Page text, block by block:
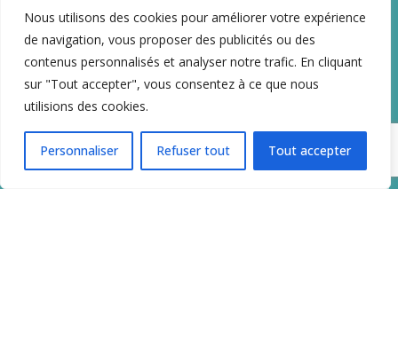
Nous utilisons des cookies pour améliorer votre expérience
de navigation, vous proposer des publicités ou des
contenus personnalisés et analyser notre trafic. En cliquant
sur "Tout accepter", vous consentez à ce que nous
utilisions des cookies.
Personnaliser Refuser tout Tout accepter
Flute Master - Sicilienne
La formation pour apprendre à jouer laSicilienne